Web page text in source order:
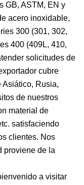
GB, ASTM, EN y
acero inoxidable,
300 (301, 302,
400 (409L, 410,
solicitudes de
cubre
Asiático, Rusia,
de nuestros
material de
satisfaciendo
clientes. Nos
proviene de la
a visitar